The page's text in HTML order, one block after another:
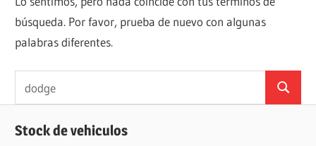
búsqueda. Por favor, prueba de nuevo con algunas
palabras diferentes.
Buscar
Stock de vehiculos